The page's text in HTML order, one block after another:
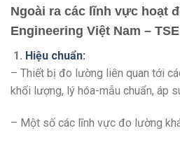
Ngoài ra các lĩnh vực hoạt
Engineering Việt Nam –
1. Hiệu chuẩn:
– Thiết bị đo lường liên quan tới
khối lượng, lý hóa-mẫu chuẩn, áp
– Một số các lĩnh vực đo lường